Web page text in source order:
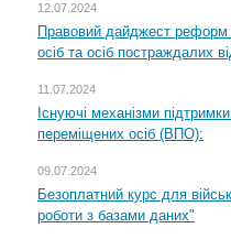
12.07.2024
Правовий дайджест реформ
осіб та осіб постраждалих
11.07.2024
Існуючі механізми
переміщених осіб (ВПО):
09.07.2024
Безоплатний курс для
роботи з базами даних"